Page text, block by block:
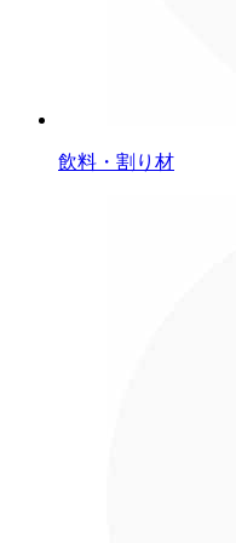
飲料・割り材